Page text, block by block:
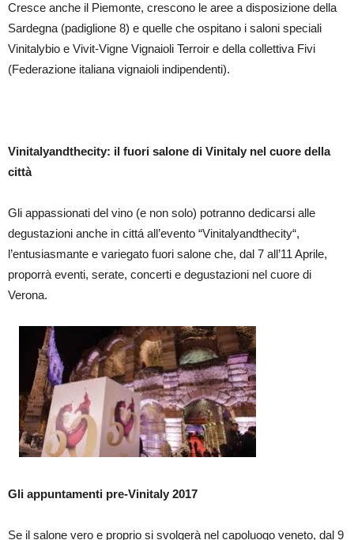
Cresce anche il Piemonte, crescono le aree a disposizione della
Sardegna (padiglione 8) e quelle che ospitano i saloni speciali
Vinitalybio e Vivit-Vigne Vignaioli Terroir e della collettiva Fivi
(Federazione italiana vignaioli indipendenti).
Vinitalyandthecity: il fuori salone di Vinitaly nel cuore della
città
Gli appassionati del vino (e non solo) potranno dedicarsi alle
degustazioni anche in cittá all’evento “Vinitalyandthecity“,
l’entusiasmante e variegato fuori salone che, dal 7 all’11 Aprile,
proporrà eventi, serate, concerti e degustazioni nel cuore di
Verona.
Gli appuntamenti pre-Vinitaly 2017
Se il salone vero e proprio si svolgerà nel capoluogo veneto, dal 9